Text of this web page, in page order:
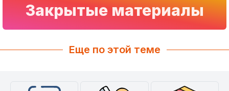
Закрытые материалы
Еще по этой теме